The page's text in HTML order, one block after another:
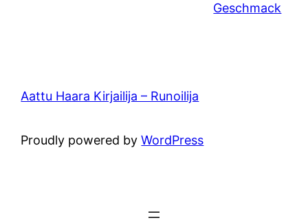
Geschmack
Aattu Haara Kirjailija – Runoilija
Proudly powered byWordPress